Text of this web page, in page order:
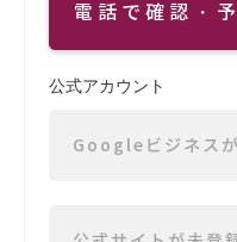
電話で確認・
公式アカウント
Googleビジネス